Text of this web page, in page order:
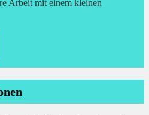
Arbeit mit einem kleinen